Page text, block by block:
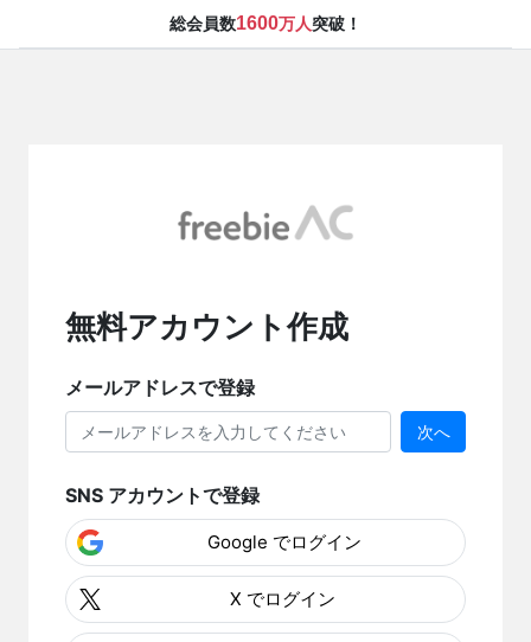
総会員数1600万人突破！
無料アカウント作成
メールアドレスで登録
次へ
SNS アカウントで登録
Google でログイン
X でログイン